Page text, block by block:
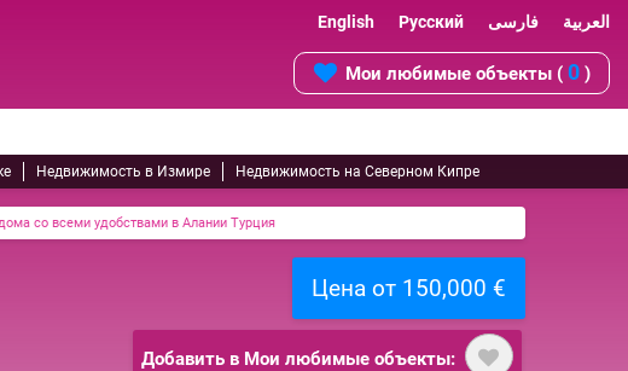
English Русский فارسی العربية
Мои любимые объекты ( 0 )
Недвижимость в Измире Недвижимость на Северном Кипре
со всеми удобствами в Алании Турция
Цена от 150,000 €
Добавить в Мои любимые объекты: